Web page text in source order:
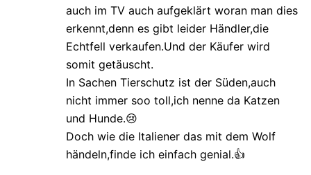
auch im TV auch aufgeklärt woran man dies
erkennt,denn es gibt leider Händler,die
Echtfell verkaufen.Und der Käufer wird
somit getäuscht.
In Sachen Tierschutz ist der Süden,auch
nicht immer soo toll,ich nenne da Katzen
und Hunde.😢
Doch wie die Italiener das mit dem Wolf
händeln,finde ich einfach genial.👍